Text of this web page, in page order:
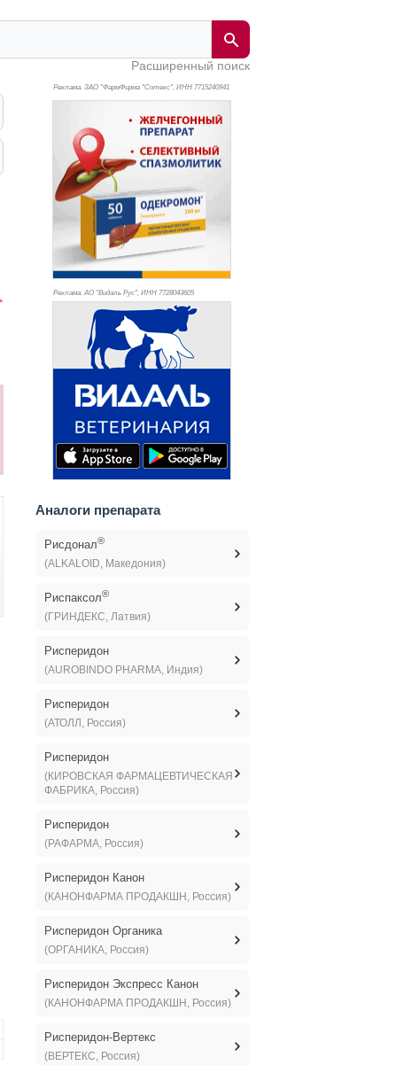
Расширенный поиск
Реклама. ЗАО "ФармФирма "Сотекс", ИНН 7715240941
Реклама. АО "Видаль Рус", ИНН 7728043605
Аналоги препарата
Рисдонал®
(ALKALOID, Македония)
Риспаксол®
(ГРИНДЕКС, Латвия)
Рисперидон
(AUROBINDO PHARMA, Индия)
Рисперидон
(АТОЛЛ, Россия)
Рисперидон
(КИРОВСКАЯ ФАРМАЦЕВТИЧЕСКАЯ
ФАБРИКА, Россия)
Рисперидон
(РАФАРМА, Россия)
Рисперидон Канон
(КАНОНФАРМА ПРОДАКШН, Россия)
Рисперидон Органика
(ОРГАНИКА, Россия)
Рисперидон Экспресс Канон
(КАНОНФАРМА ПРОДАКШН, Россия)
Рисперидон-Вертекс
(ВЕРТЕКС, Россия)